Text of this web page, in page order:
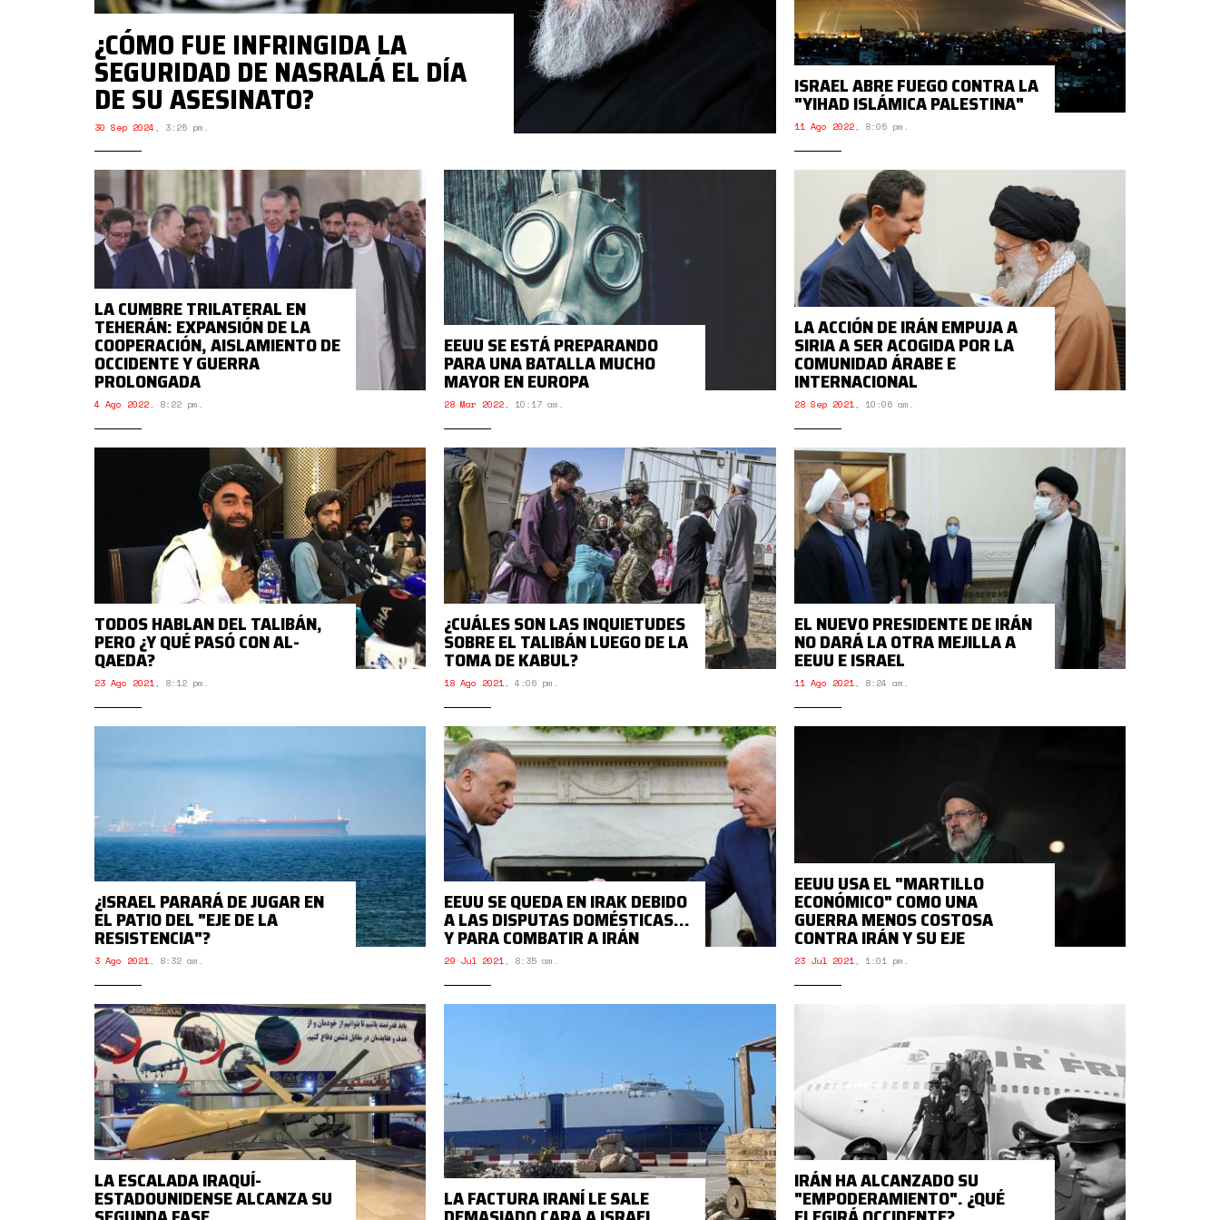
¿CÓMO FUE INFRINGIDA LA
SEGURIDAD DE NASRALÁ EL DÍA
DE SU ASESINATO?
30 Sep 2024 , 3:25 pm.
ISRAEL ABRE FUEGO CONTRA LA
"YIHAD ISLÁMICA PALESTINA"
11 Ago 2022, 8:05 pm.
LA CUMBRE TRILATERAL EN
TEHERÁN: EXPANSIÓN DE LA
COOPERACIÓN, AISLAMIENTO DE
OCCIDENTE Y GUERRA
PROLONGADA
4 Ago 2022, 8:22 pm.
EEUU SE ESTÁ PREPARANDO
PARA UNA BATALLA MUCHO
MAYOR EN EUROPA
28 Mar 2022, 10:17 am.
LA ACCIÓN DE IRÁN EMPUJA A
SIRIA A SER ACOGIDA POR LA
COMUNIDAD ÁRABE E
INTERNACIONAL
28 Sep 2021, 10:06 am.
TODOS HABLAN DEL TALIBÁN,
PERO ¿Y QUÉ PASÓ CON AL-
QAEDA?
23 Ago 2021, 8:12 pm.
¿CUÁLES SON LAS INQUIETUDES
SOBRE EL TALIBÁN LUEGO DE LA
TOMA DE KABUL?
18 Ago 2021,4:06 pm.
EL NUEVO PRESIDENTE DE IRÁN
NO DARÁ LA OTRA MEJILLA A
EEUU E ISRAEL
11 Ago 2021, 8:24 am.
¿ISRAEL PARARÁ DE JUGAR EN
EL PATIO DEL "EJE DE LA
RESISTENCIA"?
3 Ago 2021, 8:32 am.
EEUU SE QUEDA EN IRAK DEBIDO
A LAS DISPUTAS DOMÉSTICAS…
Y PARA COMBATIR A IRÁN
29 Jul 2021, 8:35 am.
EEUU USA EL "MARTILLO
ECONÓMICO" COMO UNA
GUERRA MENOS COSTOSA
CONTRA IRÁN Y SU EJE
23 Jul 2021, 1:01 pm.
LA ESCALADA IRAQUÍ-
ESTADOUNIDENSE ALCANZA SU LA FACTURA IRANÍ LE SALE
IRÁN HA ALCANZADO SU
"EMPODERAMIENTO". ¿QUÉ